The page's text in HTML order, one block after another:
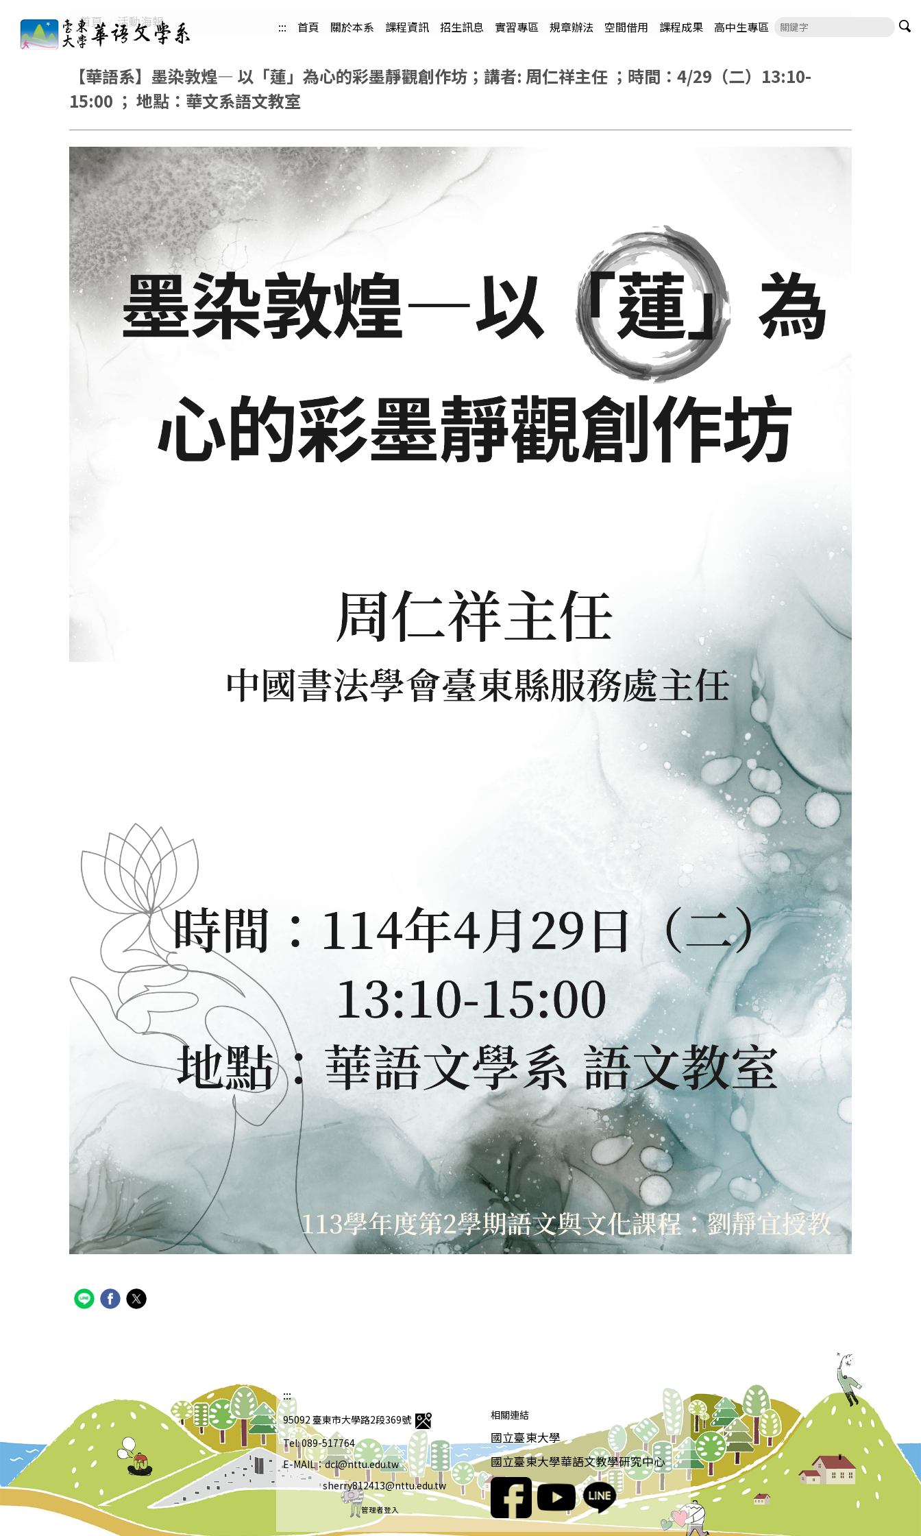
::: 首頁 關於本系 課程資訊 招生訊息 實習專區 規章辦法 空間借用 課程成果 高中生專區
首頁 活動海報
【華語系】墨染敦煌— 以「蓮」為心的彩墨靜觀創作坊；講者: 周仁祥主任 ；時間：4/29（二）13:10-
15:00 ； 地點：華文系語文教室
:::
95092 臺東市大學路2段369號
Tel: 089-517764
E-MAIL：dcl@nttu.edu.tw
sherry812413@nttu.edu.tw
管理者登入
相關連結
國立臺東大學
國立臺東大學華語文教學研究中心